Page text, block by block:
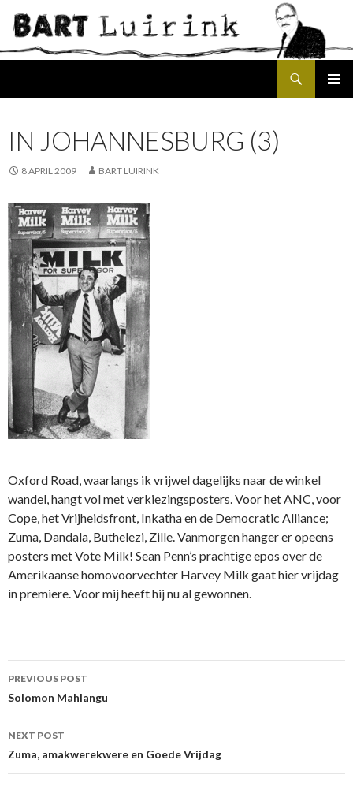
IN JOHANNESBURG (3)
8 APRIL 2009 BART LUIRINK
Oxford Road, waarlangs ik vrijwel dagelijks naar de winkel
wandel, hangt vol met verkiezingsposters. Voor het ANC, voor
Cope, het Vrijheidsfront, Inkatha en de Democratic Alliance;
Zuma, Dandala, Buthelezi, Zille. Vanmorgen hanger er opeens
posters met Vote Milk! Sean Penn’s prachtige epos over de
Amerikaanse homovoorvechter Harvey Milk gaat hier vrijdag
in premiere. Voor mij heeft hij nu al gewonnen.
Post
navigation
PREVIOUS POST
Solomon Mahlangu
NEXT POST
Zuma, amakwerekwere en Goede Vrijdag